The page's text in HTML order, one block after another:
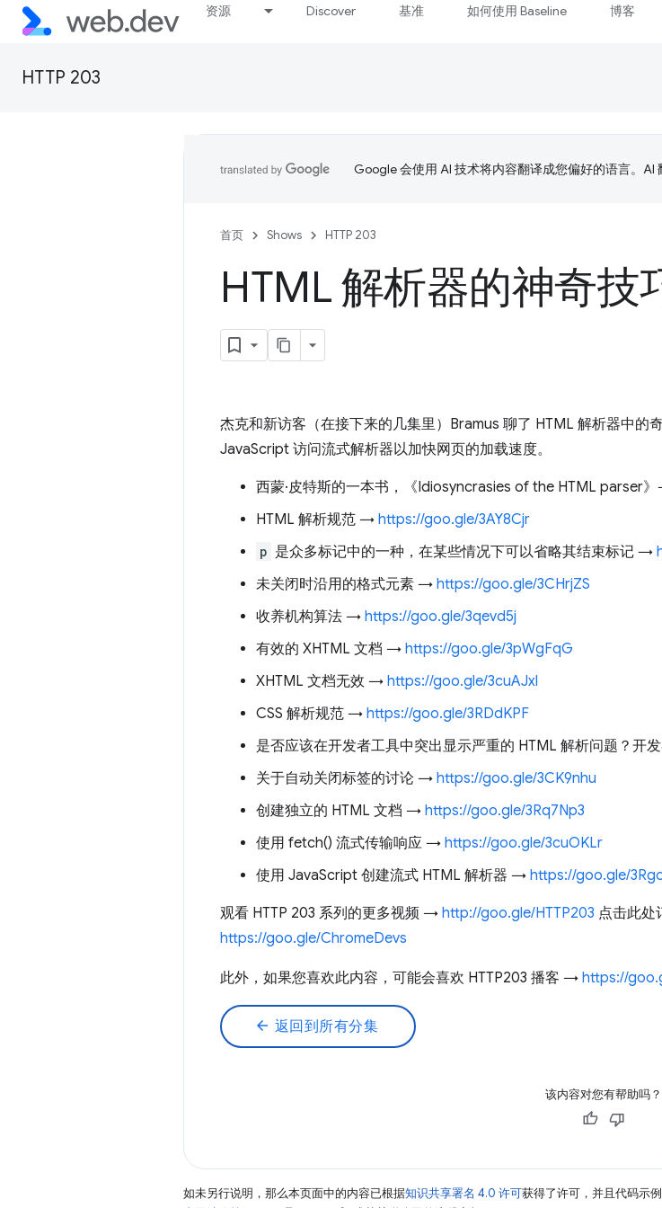
资源 Discover 基准 如何使用 Baseline 博客
HTTP 203
Google 会使用 AI 技术将内容翻译成您偏好的语言。AI
首页 Shows HTTP 203
HTML 解析器的神奇技
杰克和新访客（在接下来的几集里）Bramus 聊了 HTML 解析器中的
JavaScript 访问流式解析器以加快网页的加载速度。
西蒙·皮特斯的一本书，《Idiosyncrasies of the HTML parser
HTML 解析规范 → https://goo.gle/3AY8Cjr
p 是众多标记中的一种，在某些情况下可以省略其结束标记 →
未关闭时沿用的格式元素 → https://goo.gle/3CHrjZS
收养机构算法 → https://goo.gle/3qevd5j
有效的 XHTML 文档 → https://goo.gle/3pWgFqG
XHTML 文档无效 → https://goo.gle/3cuAJxl
CSS 解析规范 → https://goo.gle/3RDdKPF
是否应该在开发者工具中突出显示严重的 HTML 解析问题？开
关于自动关闭标签的讨论 → https://goo.gle/3CK9nhu
创建独立的 HTML 文档 → https://goo.gle/3Rq7Np3
使用 fetch() 流式传输响应 → https://goo.gle/3cuOKLr
使用 JavaScript 创建流式 HTML 解析器 → https://goo.gle/
观看 HTTP 203 系列的更多视频 → http://goo.gle/HTTP203 点击此
https://goo.gle/ChromeDevs
此外，如果您喜欢此内容，可能会喜欢 HTTP203 播客 → https://
arrow_back 返回到所有分集
该内容对您有帮助吗？
如未另行说明，那么本页面中的内容已根据知识共享署名 4.0 许可获得了许可，并且代码示